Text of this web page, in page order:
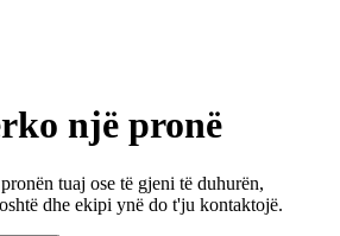
një pronë
tuaj ose të gjeni të duhurën,
dhe ekipi ynë do t'ju kontaktojë.